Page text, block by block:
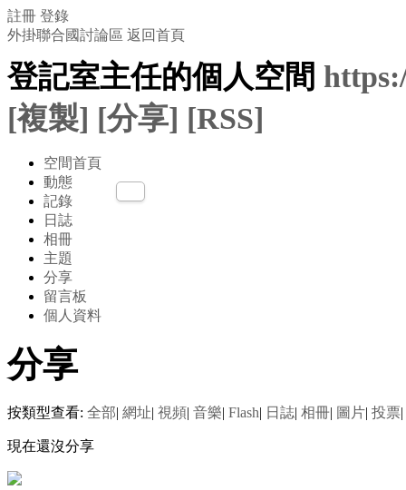
註冊 登錄
外掛聯合國討論區 返回首頁
登記室主任的個人空間
[複製] [分享] [RSS]
空間首頁
動態
記錄
日誌
相冊
主題
分享
留言板
個人資料
分享
按類型查看: 全部| 網址| 視頻| 音樂| Flash| 日誌| 相冊| 圖片| 投票|
現在還沒分享